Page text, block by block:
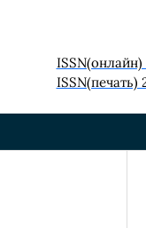
ISSN(печать)